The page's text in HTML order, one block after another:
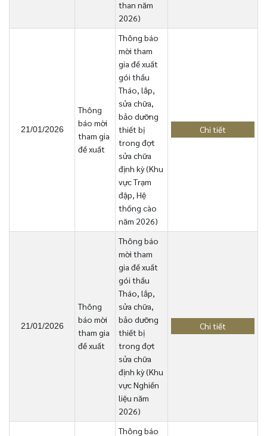
than năm
2026)
21/01/2026
Thông
báo mời
tham gia
đề xuất
Thông báo
mời tham
gia đề xuất
gói thầu
Tháo, lắp,
sửa chữa,
bảo dưỡng
thiết bị
trong đợt
sửa chữa
định kỳ (Khu
vực Trạm
đập, Hệ
thống cào
năm 2026)
Chi tiết
21/01/2026
Thông
báo mời
tham gia
đề xuất
Thông báo
mời tham
gia đề xuất
gói thầu
Tháo, lắp,
sửa chữa,
bảo dưỡng
thiết bị
trong đợt
sửa chữa
định kỳ (Khu
vực Nghiền
liệu năm
2026)
Chi tiết
Thông báo